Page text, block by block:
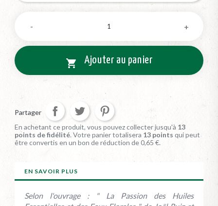
 Ajouter au panier
Partager
En achetant ce produit, vous pouvez collecter jusqu'à 13
points de fidélité. Votre panier totalisera 13 points qui peut
être convertis en un bon de réduction de0,65 €.
EN SAVOIR PLUS
Selon l'ouvrage : " La Passion des Huiles